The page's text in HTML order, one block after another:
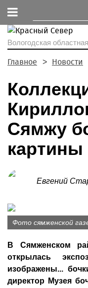
Вологодская
Главное Новости
Сямжу
картины
Евгений
Фото сямженской
В Сямженском
открылась
изображены...
директор Музея